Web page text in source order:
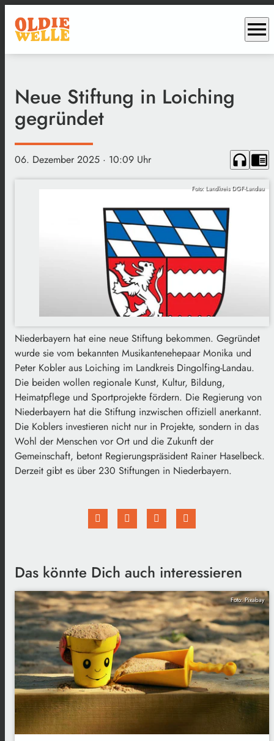
menu
Neue Stiftung in Loiching
gegründet
06. Dezember 2025 · 10:09 Uhr headphones chrome_reader_mode
Foto: Landkreis DGF-Landau
Niederbayern hat eine neue Stiftung bekommen. Gegründet
wurde sie vom bekannten Musikantenehepaar Monika und
Peter Kobler aus Loiching im Landkreis Dingolfing-Landau.
Die beiden wollen regionale Kunst, Kultur, Bildung,
Heimatpflege und Sportprojekte fördern. Die Regierung von
Niederbayern hat die Stiftung inzwischen offiziell anerkannt.
Die Koblers investieren nicht nur in Projekte, sondern in das
Wohl der Menschen vor Ort und die Zukunft der
Gemeinschaft, betont Regierungspräsident Rainer Haselbeck.
Derzeit gibt es über 230 Stiftungen in Niederbayern.
Das könnte Dich auch interessieren
Foto: Pixabay